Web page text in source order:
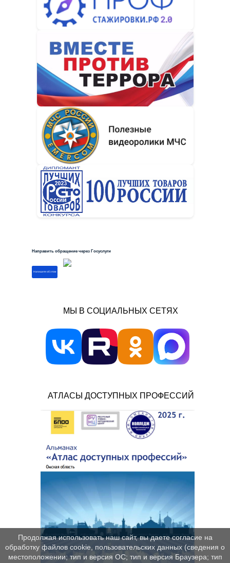
Направить обращение через Госуслуги
Напишите об этом
МЫ В СОЦИАЛЬНЫХ СЕТЯХ
АТЛАСЫ ДОСТУПНЫХ ПРОФЕССИЙ
Продолжая использовать наш сайт, вы даете согласие на
обработку файлов cookie, пользовательских данных (сведения о
местоположении; тип и версия ОС; тип и версия Браузера; тип